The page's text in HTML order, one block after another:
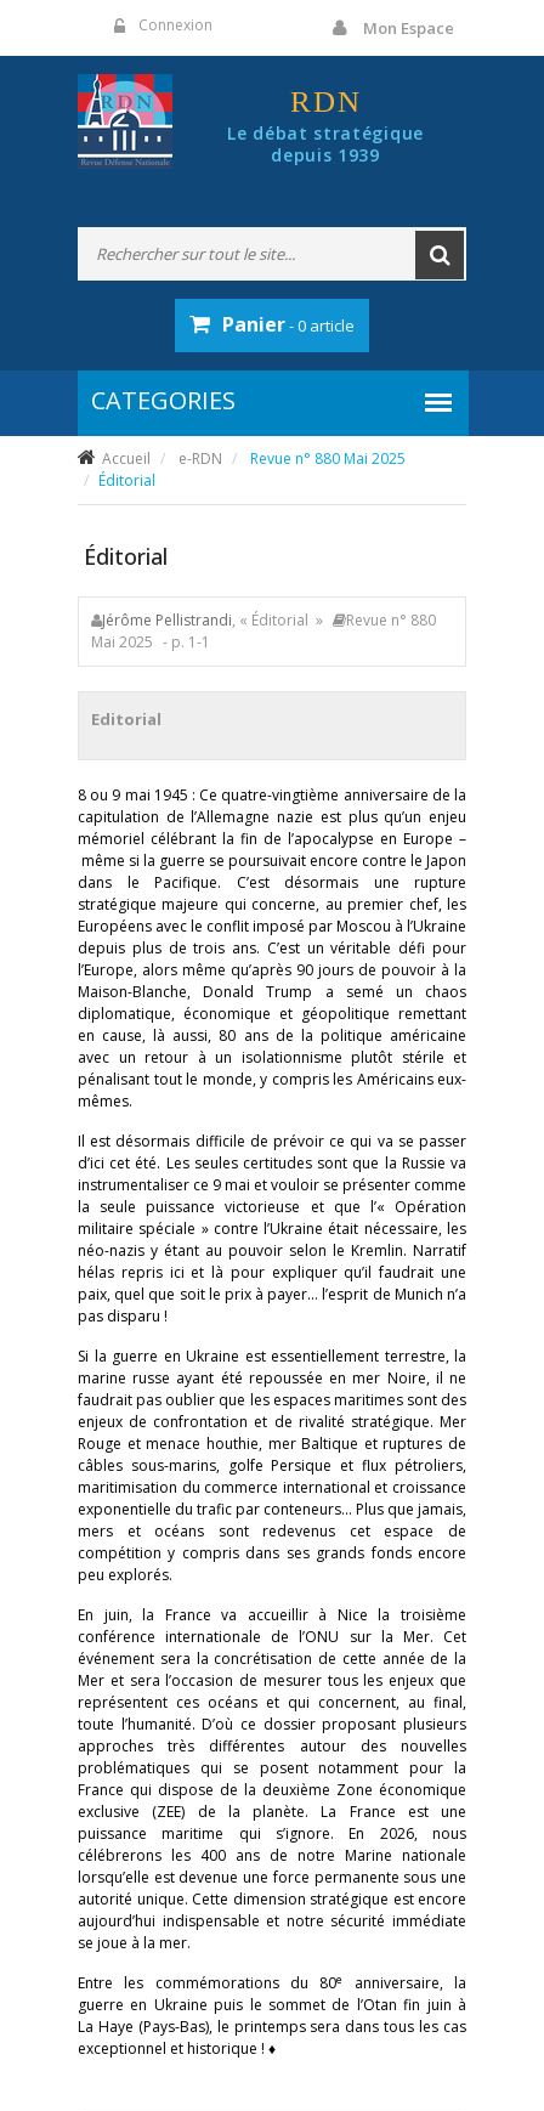
Connexion Mon Espace
RDN
Le débat stratégique
depuis 1939
Panier- 0 article
Accueil e-RDN
Revue n° 880 Mai 2025
Éditorial
Éditorial
Jérôme Pellistrandi, « Éditorial »
Revue n° 880
Mai 2025 - p. 1-1
Editorial
8 ou 9 mai 1945 : Ce quatre-vingtième anniversaire de la
capitulation de l’Allemagne nazie est plus qu’un enjeu
mémoriel célébrant la fin de l’apocalypse en Europe –
même si la guerre se poursuivait encore contre le Japon
dans le Pacifique. C’est désormais une rupture
stratégique majeure qui concerne, au premier chef, les
Européens avec le conflit imposé par Moscou à l’Ukraine
depuis plus de trois ans. C’est un véritable défi pour
l’Europe, alors même qu’après 90 jours de pouvoir à la
Maison-Blanche, Donald Trump a semé un chaos
diplomatique, économique et géopolitique remettant
en cause, là aussi, 80 ans de la politique américaine
avec un retour à un isolationnisme plutôt stérile et
pénalisant tout le monde, y compris les Américains eux-
mêmes.
Il est désormais difficile de prévoir ce qui va se passer
d’ici cet été. Les seules certitudes sont que la Russie va
instrumentaliser ce 9 mai et vouloir se présenter comme
la seule puissance victorieuse et que l’« Opération
militaire spéciale » contre l’Ukraine était nécessaire, les
néo-nazis y étant au pouvoir selon le Kremlin. Narratif
hélas repris ici et là pour expliquer qu’il faudrait une
paix, quel que soit le prix à payer… l’esprit de Munich n’a
pas disparu !
Si la guerre en Ukraine est essentiellement terrestre, la
marine russe ayant été repoussée en mer Noire, il ne
faudrait pas oublier que les espaces maritimes sont des
enjeux de confrontation et de rivalité stratégique. Mer
Rouge et menace houthie, mer Baltique et ruptures de
câbles sous-marins, golfe Persique et flux pétroliers,
maritimisation du commerce international et croissance
exponentielle du trafic par conteneurs… Plus que jamais,
mers et océans sont redevenus cet espace de
compétition y compris dans ses grands fonds encore
peu explorés.
En juin, la France va accueillir à Nice la troisième
conférence internationale de l’ONU sur la Mer. Cet
événement sera la concrétisation de cette année de la
Mer et sera l’occasion de mesurer tous les enjeux que
représentent ces océans et qui concernent, au final,
toute l’humanité. D’où ce dossier proposant plusieurs
approches très différentes autour des nouvelles
problématiques qui se posent notamment pour la
France qui dispose de la deuxième Zone économique
exclusive (ZEE) de la planète. La France est une
puissance maritime qui s’ignore. En 2026, nous
célébrerons les 400 ans de notre Marine nationale
lorsqu’elle est devenue une force permanente sous une
autorité unique. Cette dimension stratégique est encore
aujourd’hui indispensable et notre sécurité immédiate
se joue à la mer.
Entre les commémorations du 80e
anniversaire, la
guerre en Ukraine puis le sommet de l’Otan fin juin à
La Haye (Pays-Bas), le printemps sera dans tous les cas
exceptionnel et historique ! ♦